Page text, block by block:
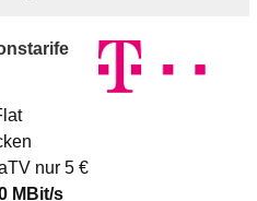
nur 5 €
MBit/s